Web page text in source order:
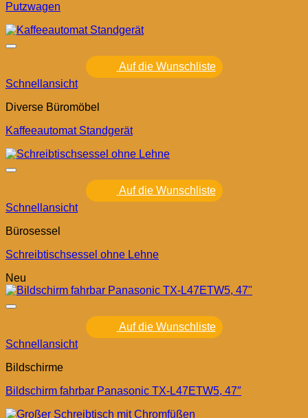
Putzwagen
Auf die Wunschliste
Schnellansicht
Diverse Büromöbel
Kaffeeautomat Standgerät
Auf die Wunschliste
Schnellansicht
Bürosessel
Schreibtischsessel ohne Lehne
Neu
Auf die Wunschliste
Schnellansicht
Bildschirme
Bildschirm fahrbar Panasonic TX-L47ETW5, 47″